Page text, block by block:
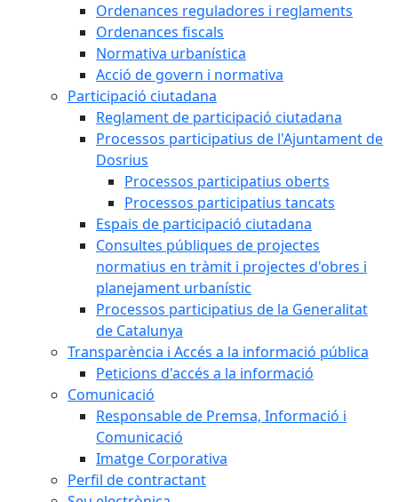
Ordenances reguladores i reglaments
Ordenances fiscals
Normativa urbanística
Acció de govern i normativa
Participació ciutadana
Reglament de participació ciutadana
Processos participatius de l'Ajuntament de
Dosrius
Processos participatius oberts
Processos participatius tancats
Espais de participació ciutadana
Consultes públiques de projectes
normatius en tràmit i projectes d'obres i
planejament urbanístic
Processos participatius de la Generalitat
de Catalunya
Transparència i Accés a la informació pública
Peticions d'accés a la informació
Comunicació
Responsable de Premsa, Informació i
Comunicació
Imatge Corporativa
Perfil de contractant